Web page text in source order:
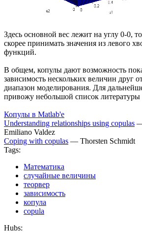
Здесь основной вес лежит на углу 0-0,
скорее принимать значения из левого
функций.
В общем, копулы дают возможность
зависимость нескольких величин друг
диапазон моделирования. Для
привожу небольшой список литературы
Копулы в Matlab'е
Understanding relationships using copulas
Emiliano Valdez
Coping with copulas — Thorsten Schmidt
Tags:
Математика
случайные величины
теорвер
зависимость
копула
copula
Hubs: